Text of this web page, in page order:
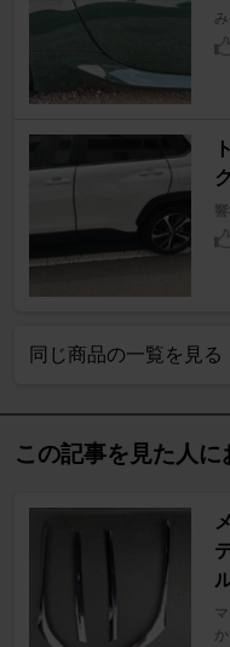
同じ商品の一覧を見る
この記事を見た人に